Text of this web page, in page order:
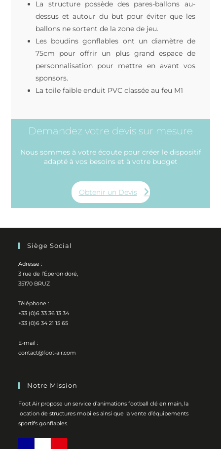
La structure possède des pares-ballons au-
dessus et autour du but pour éviter que les
ballons ne sortent de la zone de jeu.
Les boudins gonflables ont un diamètre de
75cm pour offrir un plus grand espace de
personnalisation pour mettre en avant vos
sponsors.
La toile faible enduit PVC classée au feu M1
Demandez votre devis sur mesure
Nous sommes à votre écoute pour créer le dispositif
adapté à vos besoins et à votre budget
Obtenir un Devis
Siège Social
Adresse :
3 rue de l’Éperon doré,
35170 BRUZ
Téléphone :
+33 (0)6 33 36 13 34
+33 (0)6 34 21 15 65
E-mail :
contact@foot-air.com
Notre Mission
Foot Air propose un service d’animations football clé en main, la
location de structures mobiles ainsi que la vente d’équipements
sportifs gonflables.